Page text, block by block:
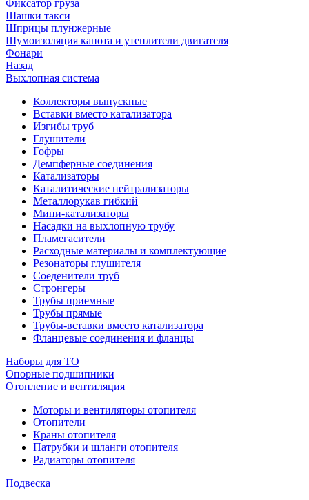
Фиксатор груза
Шашки такси
Шприцы плунжерные
Шумоизоляция капота и утеплители двигателя
Фонари
Назад
Выхлопная система
Коллекторы выпускные
Вставки вместо катализатора
Изгибы труб
Глушители
Гофры
Демпферные соединения
Катализаторы
Каталитические нейтрализаторы
Металлорукав гибкий
Мини-катализаторы
Насадки на выхлопную трубу
Пламегасители
Расходные материалы и комплектующие
Резонаторы глушителя
Соеденители труб
Стронгеры
Трубы приемные
Трубы прямые
Трубы-вставки вместо катализатора
Фланцевые соединения и фланцы
Наборы для ТО
Опорные подшипники
Отопление и вентиляция
Моторы и вентиляторы отопителя
Отопители
Краны отопителя
Патрубки и шланги отопителя
Радиаторы отопителя
Подвеска